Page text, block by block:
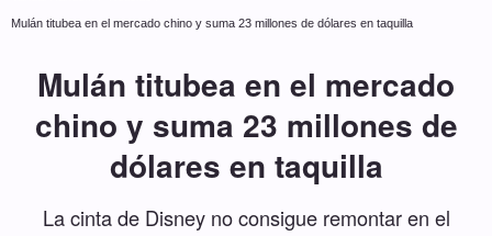
Mulán titubea en el mercado chino y suma 23 millones de dólares en taquilla
Mulán titubea en el mercado
chino y suma 23 millones de
dólares en taquilla
La cinta de Disney no consigue remontar en el